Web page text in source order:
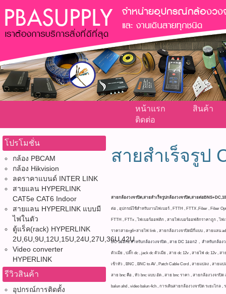
หน้าแรก
สินค้า
ติดต่อ
โปรโมชั่น
กล้อง PBCAM
กล้อง Hikvision
ลดราคาแบนด์ INTER LINK
สายแลน HYPERLINK
CAT5e CAT6 Indoor
สายแลน HYPERLINK แบบมี
ไฟในตัว
ตู้แร็ค(rack) HYPERLINK
2U,6U,9U,12U,15U,24U,27U,36U,42U
Video converter
HYPERLINK
รีวิวสินค้า
อุปกรณ์การติดตั้ง
สายสำเร็จรูป
สายกล้องวงจรปิด,สายสำเร็จรูปกล้องวงจรปิด,สายต่อBNS+DC,10
ต่อ , อุปกรณ์ใช้สำหรับงานไฟเบอร์ , FTTH , FTTX ,Fiber , Fiber
FTTH , FTTx , ไฟเบอร์ออฟติก , สายไฟเบอร์ออฟติกราคาถูก , ไ
ราคาสายrg6+สายไฟ link , สายกล้องวงจรปิดมีกี่แบบ , สายแลน
DC 1ออก2 สำหรับกล้องวงจรปิด , สาย DC 1ออก2 , สำหรับกล้อ
ตัวเมีย , ปลั๊ก dc , jack dc ตัวเมีย , สาย dc 12v , สายไฟ dc 12v
เข้าหัว , BNC , BNC to AV , Patch Cable Cord , สายแปลง , สาย
สาย bnc คือ , หัว bnc แบบ อัด , สาย bnc ราคา , สายกล้องวงจรปิด
balun ahd , video balun 4ch , การเดินสายกล้องวงจรปิด ระยะไก